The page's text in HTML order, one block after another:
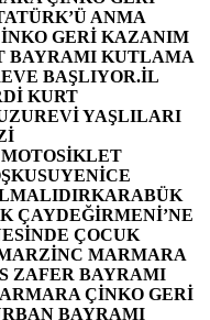
ANMA
GERİ KAZANIM
BAYRAMI KUTLAMA
BAŞLIYOR.İL
KURT
YAŞLILARI
YENİCE
KARABÜK
ÇAYDEĞİRMENİ’NE
ÇOCUK
MARMARA
ZAFER BAYRAMI
ÇİNKO GERİ
BAYRAMI